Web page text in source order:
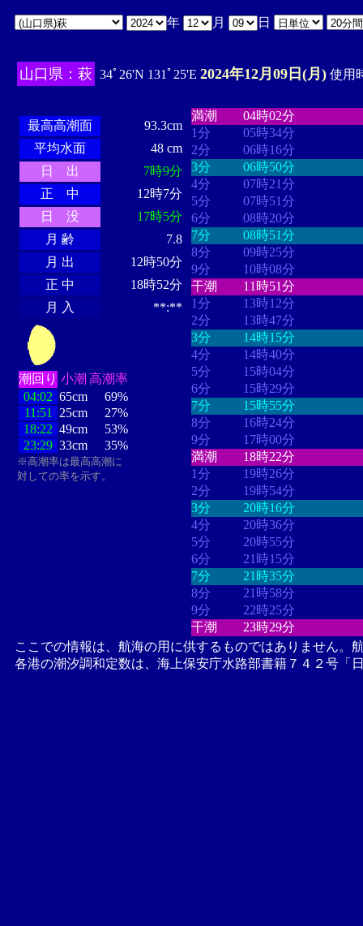
年 月 日
山口県：萩 34ﾟ26'N 131ﾟ25'E 2024年12月09日(月) 使用
最高高潮面
93.3cm
平均水面
48 cm
日 出
7時9分
正 中
12時7分
日 没
17時5分
月 齢
7.8
月 出
12時50分
正 中
18時52分
月 入
**:**
潮回り 小潮 高潮率
04:02 65cm
69%
11:51
25cm
27%
18:22 49cm
53%
23:29 33cm 35%
※高潮率は最高高潮に
対しての率を示す。
満潮
04時02分
1分
05時34分
2分
06時16分
3分
06時50分
4分
07時21分
5分
07時51分
6分
08時20分
7分
08時51分
8分
09時25分
9分
10時08分
干潮
11時51分
1分
13時12分
2分
13時47分
3分
14時15分
4分
14時40分
5分
15時04分
6分
15時29分
7分
15時55分
8分
16時24分
9分
17時00分
満潮
18時22分
1分
19時26分
2分
19時54分
3分
20時16分
4分
20時36分
5分
20時55分
6分
21時15分
7分
21時35分
8分
21時58分
9分
22時25分
干潮
23時29分
ここでの情報は、航海の用に供するものではありません。
各港の潮汐調和定数は、海上保安庁水路部書籍７４２号「